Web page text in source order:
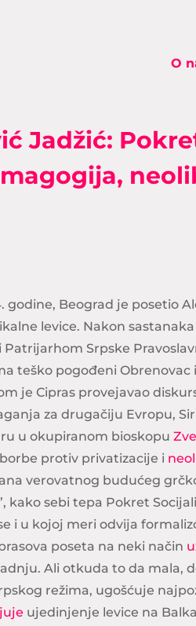
O
Jadžić:
godine, Beograd je posetio
levice. Nakon
Srpske
teško pogođeni
je Cipras provejavao
za drugačiju Evropu,
u okupiranom bioskopu
protiv privatizacije i
verovatnog budućeg
kako sebi tepa Pokret
i u kojoj meri odvija
poseta na neki način
Ali otkuda to da mala,
režima, ugošćuje
ujedinjenje levice na